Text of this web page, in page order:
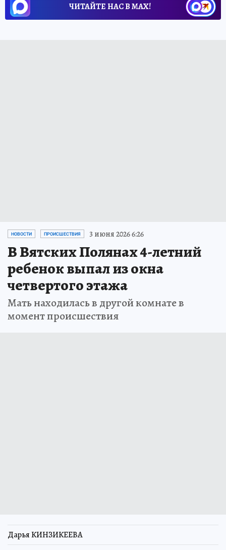
ЧИТАЙТЕ НАС В МАХ!
НОВОСТИ ПРОИСШЕСТВИЯ 3 июня 2026 6:26
В Вятских Полянах 4-летний
ребенок выпал из окна
четвертого этажа
Мать находилась в другой комнате в
момент происшествия
Дарья КИНЗИКЕЕВА